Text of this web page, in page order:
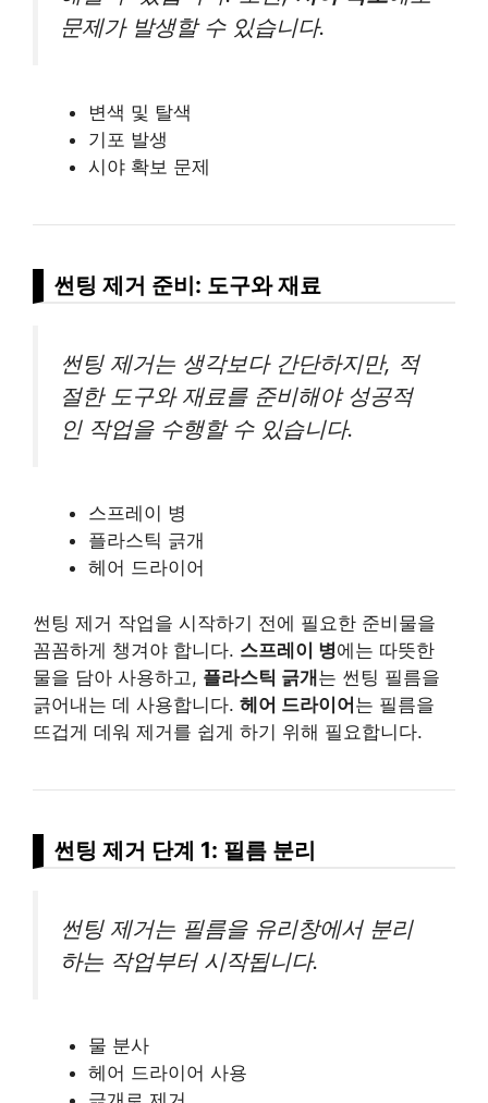
문제가 발생할 수 있습니다.
변색 및 탈색
기포 발생
시야 확보 문제
썬팅 제거 준비: 도구와 재료
썬팅 제거는 생각보다 간단하지만, 적
절한 도구와 재료를 준비해야 성공적
인 작업을 수행할 수 있습니다.
스프레이 병
플라스틱 긁개
헤어 드라이어
썬팅 제거 작업을 시작하기 전에 필요한 준비물을
꼼꼼하게 챙겨야 합니다. 스프레이 병에는 따뜻한
물을 담아 사용하고, 플라스틱 긁개는 썬팅 필름을
긁어내는 데 사용합니다. 헤어 드라이어는 필름을
뜨겁게 데워 제거를 쉽게 하기 위해 필요합니다.
썬팅 제거 단계 1: 필름 분리
썬팅 제거는 필름을 유리창에서 분리
하는 작업부터 시작됩니다.
물 분사
헤어 드라이어 사용